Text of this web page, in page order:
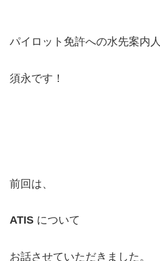
パイロット免許への水先案内人
須永です！
前回は、
ATIS について
お話させていただきました。